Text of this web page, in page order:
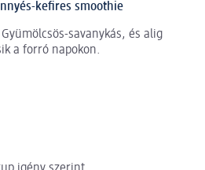
kefires smoothie
savanykás, és alig
a forró napokon.